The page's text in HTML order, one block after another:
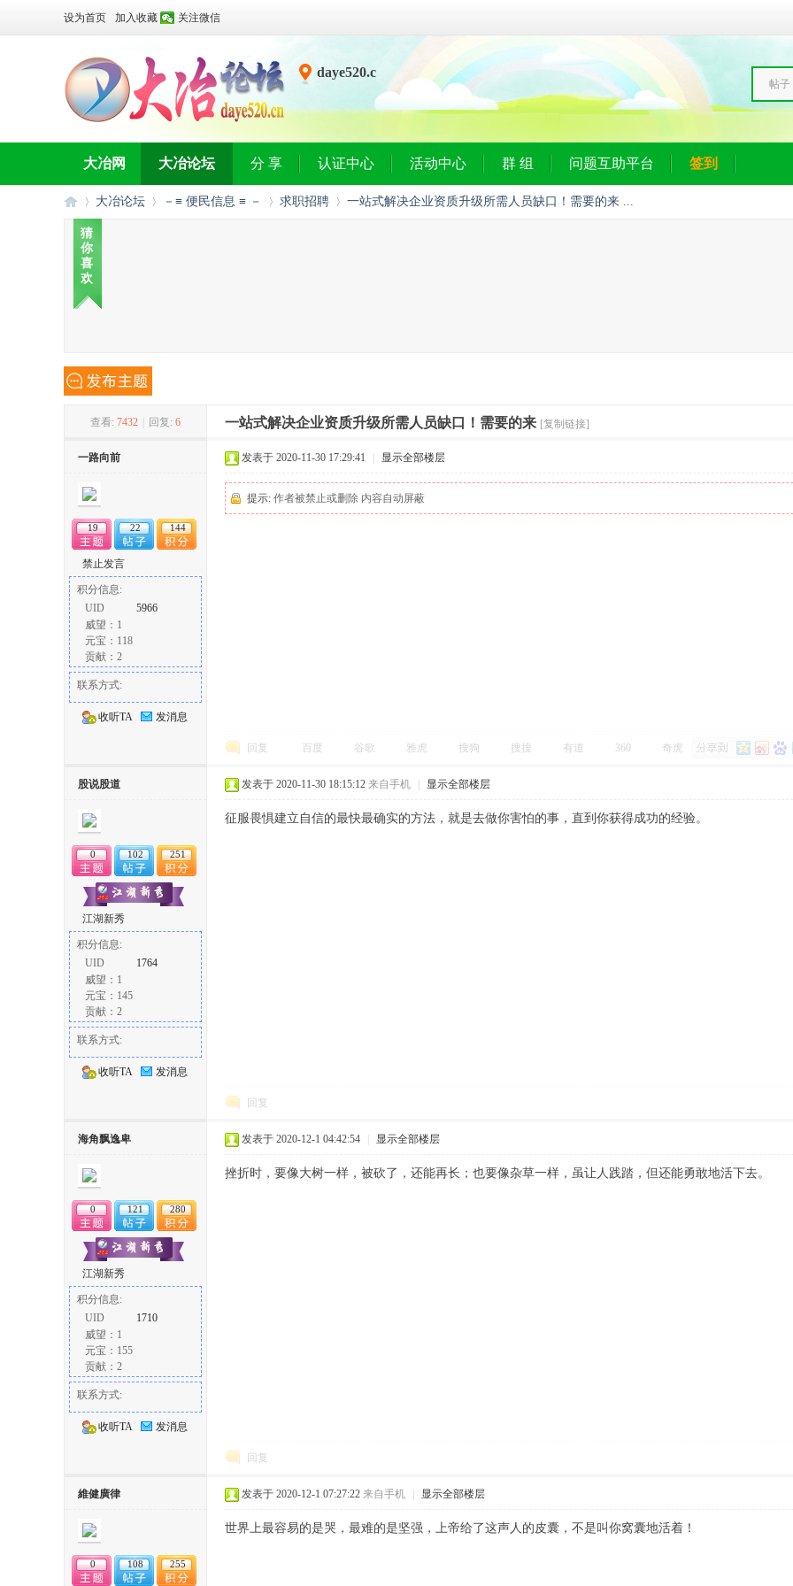
设为首页 加入收藏 关注微信
daye520.c
帖子
大冶网 大冶论坛 分 享 认证中心 活动中心 群 组 问题互助平台 签到
网
大
论
»
大冶论坛 －≡ 便民信息 ≡ － 求职招聘 一站式解决企业资质升级所需人员缺口！需要的来 ...
猜
你
喜
欢
查看: 7432 回复: 6 一站式解决企业资质升级所需人员缺口！需要的来 [复制链接]
一路向前
19 22 144
禁止发言
积分信息:
UID
5966
威望：1
元宝：118
贡献：2
联系方式:
收听TA 发消息
发表于 2020-11-30 17:29:41 显示全部楼层
提示: 作者被禁止或删除 内容自动屏蔽
回复 百度 谷歌 雅虎 搜狗 搜搜 有道 360 奇虎
股说股道
0 102 251
江湖新秀
积分信息:
UID
1764
威望：1
元宝：145
贡献：2
联系方式:
收听TA 发消息
发表于 2020-11-30 18:15:12 来自手机 显示全部楼层
征服畏惧建立自信的最快最确实的方法，就是去做你害怕的事，直到你获得成功的经验。
回复
海角飘逸卑
0 121 280
江湖新秀
积分信息:
UID
1710
威望：1
元宝：155
贡献：2
联系方式:
收听TA 发消息
发表于 2020-12-1 04:42:54 显示全部楼层
挫折时，要像大树一样，被砍了，还能再长；也要像杂草一样，虽让人践踏，但还能勇敢地活下去。
回复
維健廣律
0 108 255
发表于 2020-12-1 07:27:22 来自手机 显示全部楼层
世界上最容易的是哭，最难的是坚强，上帝给了这声人的皮囊，不是叫你窝囊地活着！